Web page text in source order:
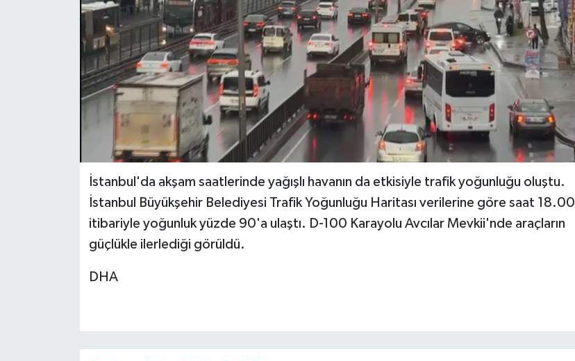
İstanbul'da akşam saatlerinde yağışlı havanın da etkisiyle trafik yoğunluğu oluştu.
İstanbul Büyükşehir Belediyesi Trafik Yoğunluğu Haritası verilerine göre saat 18.00
itibariyle yoğunluk yüzde 90'a ulaştı. D-100 Karayolu Avcılar Mevkii'nde araçların
güçlükle ilerlediği görüldü.
DHA
BİLİM VE TEKNOLOJİ
OTOMOBİL
KURUMSAL